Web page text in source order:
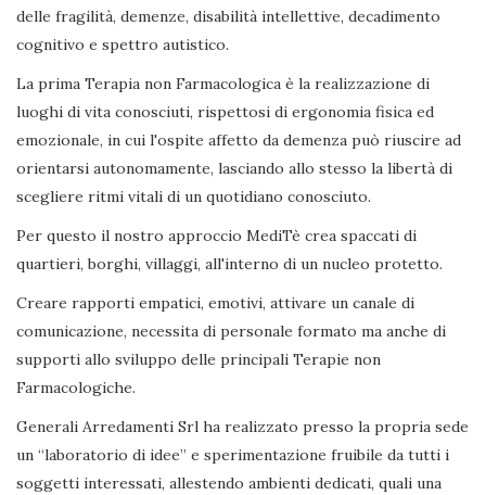
delle fragilità, demenze, disabilità intellettive, decadimento
cognitivo e spettro autistico.
La prima Terapia non Farmacologica è la realizzazione di
luoghi di vita conosciuti, rispettosi di ergonomia fisica ed
emozionale, in cui l'ospite affetto da demenza può riuscire ad
orientarsi autonomamente, lasciando allo stesso la libertà di
scegliere ritmi vitali di un quotidiano conosciuto.
Per questo il nostro approccio MediTè crea spaccati di
quartieri, borghi, villaggi, all'interno di un nucleo protetto.
Creare rapporti empatici, emotivi, attivare un canale di
comunicazione, necessita di personale formato ma anche di
supporti allo sviluppo delle principali Terapie non
Farmacologiche.
Generali Arredamenti Srl ha realizzato presso la propria sede
un “laboratorio di idee” e sperimentazione fruibile da tutti i
soggetti interessati, allestendo ambienti dedicati, quali una